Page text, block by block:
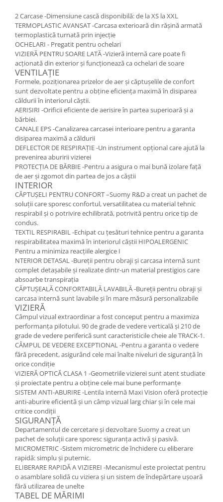
2 Carcase -Dimensiune cască disponibilă: de la XS la XXL
TERMOPLASTIC AVANSAT -Carcasa exterioară din rășină armată
termoplastică turnată prin injecție
OCHELARI - Pregatit pentru ochelari
VIZIERĂ PENTRU SOARE LATĂ -Vizieră internă care poate fi
acționată din exterior și funcționează ca ochelari de soare
VENTILAȚIE
Formele, poziționarea prizelor de aer și căptușelile de confort
sunt dezvoltate pentru a obține eficiența maximă în disiparea
căldurii în interiorul căștii.
AERISIRI -Orificii eficiente de aerisire în partea superioară și a
bărbiei.
CANALE EPS -Canalizarea carcasei interioare pentru a garanta
disiparea maximă a căldurii
DEFLECTOR DE RESPIRAȚIE -Un instrument opțional care ajută la
prevenirea aburirii vizierei
PROTECȚIA DE BĂRBIE -Pentru a asigura o mai bună izolare față
de aer și zgomot din partea de jos a căștii
INTERIOR
CĂPTUȘELI PENTRU CONFORT –Suomy R&D a creat un pachet de
soluții care sporesc confortul, versatilitatea cu material tehnic
respirabil și o potrivire echilibrată, potrivită pentru orice tip de
condus.
TEXTIL RESPIRABIL -Echipat cu țesături tehnice pentru a garanta
respirabilitatea maximă în interiorul căștii HIPOALERGENIC
Pentru a minimiza reacțiile alergice I
NTERIOR DETASAL -Bureții pentru obraji și carcasa internă sunt
complet detașabile și realizate dintr-un material prestigios care
absoarbe transpirația
CĂPTUȘEALĂ CONFORTABILĂ LAVABILĂ -Bureții pentru obraji și
carcasa internă sunt lavabile și în mare măsură personalizabile
VIZIERĂ
Câmpul vizual extraordinar a fost conceput pentru a maximiza
performanța pilotului. 90 de grade de vedere verticală și 210 de
grade de vedere periferică sunt caracteristicile cheie ale TRACK-1.
CÂMPUL DE VEDERE EXCEPTIONAL -Pentru a garanta o vedere
fără precedent, asigurând cele mai înalte niveluri de siguranță în
orice condiție
VIZIERĂ OPTICĂ CLASA 1 -Geometriile vizierei sunt atent studiate
și proiectate pentru a obține cele mai bune performanțe
SISTEM ANTI-ABURIRE -Lentila internă Maxi Vision oferă protecție
anti-aburire eficientă și un câmp vizual larg chiar și în cele mai
critice condiții
SIGURANȚĂ
Departamentul de cercetare și dezvoltare Suomy a creat un
pachet de soluții care sporesc siguranța activă și pasivă.
MICROMETRIC -Sistem micrometric de închidere cu eliberare
rapidă: simplu și puternic.
ELIBERARE RAPIDĂ A VIZIEREI -Mecanismul este proiectat pentru
o asamblare solidă cu viziera și un sistem de îndepărtare ușoară
fără utilizarea de unelte
TABEL DE MĂRIMI